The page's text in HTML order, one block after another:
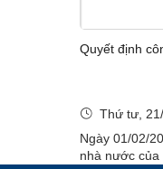
Quyết định
Thứ tư,
Ngày 01/02/
nhà nước của